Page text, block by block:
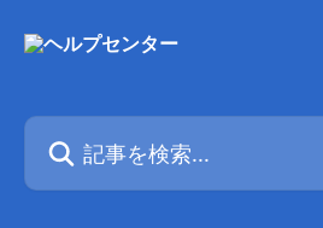
記事を検索...